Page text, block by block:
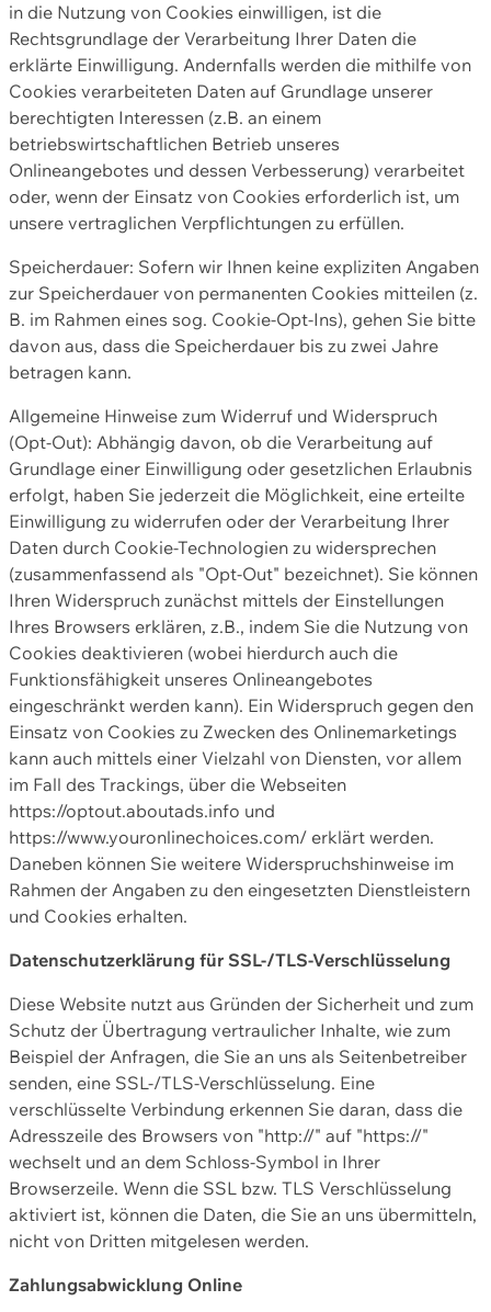
in die Nutzung von Cookies einwilligen, ist die
Rechtsgrundlage der Verarbeitung Ihrer Daten die
erklärte Einwilligung. Andernfalls werden die mithilfe von
Cookies verarbeiteten Daten auf Grundlage unserer
berechtigten Interessen (z.B. an einem
betriebswirtschaftlichen Betrieb unseres
Onlineangebotes und dessen Verbesserung) verarbeitet
oder, wenn der Einsatz von Cookies erforderlich ist, um
unsere vertraglichen Verpflichtungen zu erfüllen.
Speicherdauer: Sofern wir Ihnen keine expliziten Angaben
zur Speicherdauer von permanenten Cookies mitteilen (z.
B. im Rahmen eines sog. Cookie-Opt-Ins), gehen Sie bitte
davon aus, dass die Speicherdauer bis zu zwei Jahre
betragen kann.
Allgemeine Hinweise zum Widerruf und Widerspruch
(Opt-Out): Abhängig davon, ob die Verarbeitung auf
Grundlage einer Einwilligung oder gesetzlichen Erlaubnis
erfolgt, haben Sie jederzeit die Möglichkeit, eine erteilte
Einwilligung zu widerrufen oder der Verarbeitung Ihrer
Daten durch Cookie-Technologien zu widersprechen
(zusammenfassend als "Opt-Out" bezeichnet). Sie können
Ihren Widerspruch zunächst mittels der Einstellungen
Ihres Browsers erklären, z.B., indem Sie die Nutzung von
Cookies deaktivieren (wobei hierdurch auch die
Funktionsfähigkeit unseres Onlineangebotes
eingeschränkt werden kann). Ein Widerspruch gegen den
Einsatz von Cookies zu Zwecken des Onlinemarketings
kann auch mittels einer Vielzahl von Diensten, vor allem
im Fall des Trackings, über die Webseiten
https://optout.aboutads.info und
https://www.youronlinechoices.com/ erklärt werden.
Daneben können Sie weitere Widerspruchshinweise im
Rahmen der Angaben zu den eingesetzten Dienstleistern
und Cookies erhalten.
Datenschutzerklärung für SSL-/TLS-Verschlüsselung
Diese Website nutzt aus Gründen der Sicherheit und zum
Schutz der Übertragung vertraulicher Inhalte, wie zum
Beispiel der Anfragen, die Sie an uns als Seitenbetreiber
senden, eine SSL-/TLS-Verschlüsselung. Eine
verschlüsselte Verbindung erkennen Sie daran, dass die
Adresszeile des Browsers von "http://" auf "https://"
wechselt und an dem Schloss-Symbol in Ihrer
Browserzeile. Wenn die SSL bzw. TLS Verschlüsselung
aktiviert ist, können die Daten, die Sie an uns übermitteln,
nicht von Dritten mitgelesen werden.
Zahlungsabwicklung Online